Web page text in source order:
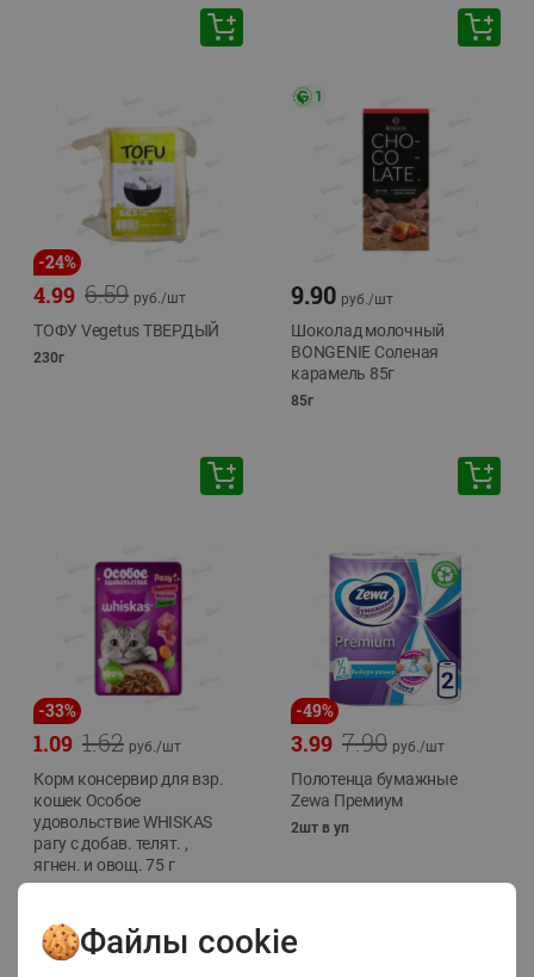
-24%
6.59
4.99 руб./шт
ТОФУ Vegetus ТВЕРДЫЙ
230г
1
9.90 руб./шт
Шоколад молочный
BONGENIE Соленая
карамель 85г
85г
-33%
1.62
1.09 руб./шт
Корм консервир для взр.
кошек Особое
удовольствие WHISKAS
рагу с добав. телят. ,
ягнен. и овощ. 75 г
-49%
7.90
3.99 руб./шт
Полотенца бумажные
Zewa Премиум
2шт в уп
Файлы cookie